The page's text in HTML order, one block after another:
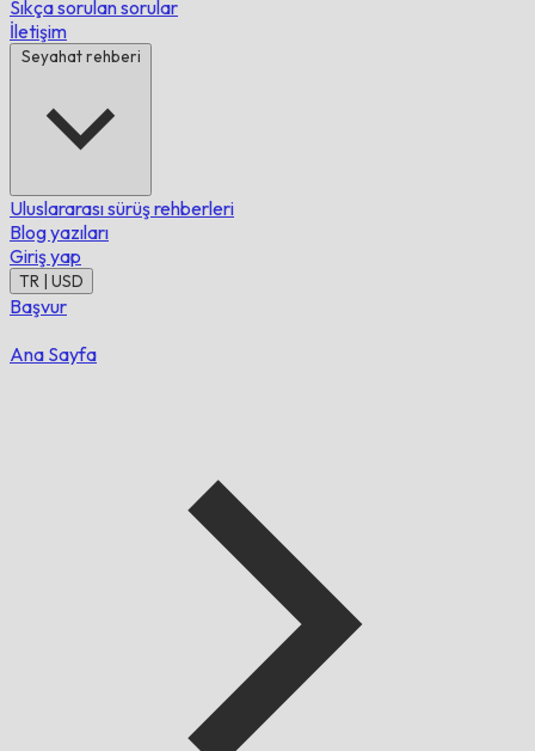
Sıkça sorulan sorular
İletişim
Seyahat rehberi
Uluslararası sürüş rehberleri
Blog yazıları
Giriş yap
TR | USD
Başvur
Ana Sayfa